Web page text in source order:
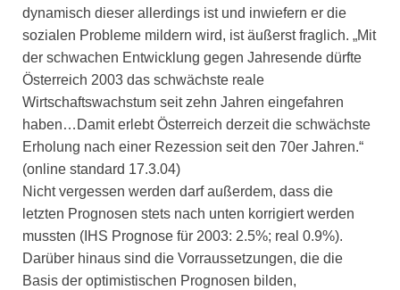
dynamisch dieser allerdings ist und inwiefern er die
sozialen Probleme mildern wird, ist äußerst fraglich. „Mit
der schwachen Entwicklung gegen Jahresende dürfte
Österreich 2003 das schwächste reale
Wirtschaftswachstum seit zehn Jahren eingefahren
haben…Damit erlebt Österreich derzeit die schwächste
Erholung nach einer Rezession seit den 70er Jahren.“
(online standard 17.3.04)
Nicht vergessen werden darf außerdem, dass die
letzten Prognosen stets nach unten korrigiert werden
mussten (IHS Prognose für 2003: 2.5%; real 0.9%).
Darüber hinaus sind die Vorraussetzungen, die die
Basis der optimistischen Prognosen bilden,